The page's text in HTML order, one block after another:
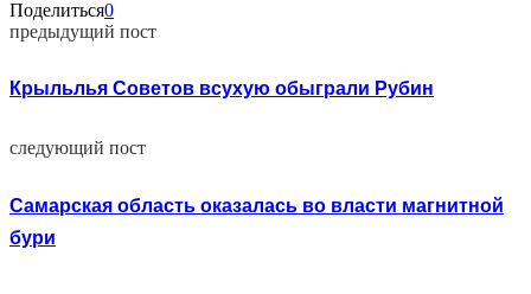
Поделиться0
предыдущий пост
Крыльлья Советов всухую обыграли Рубин
следующий пост
Самарская область оказалась во власти магнитной
бури